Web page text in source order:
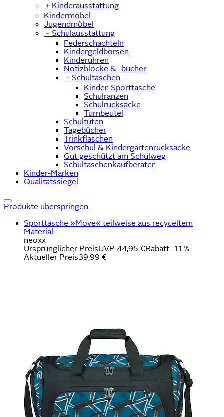
﹢ Kinderausstattung
Kindermöbel
Jugendmöbel
﹣ Schulausstattung
Federschachteln
Kindergeldbörsen
Kinderuhren
Notizblöcke & -bücher
﹣ Schultaschen
Kinder-Sporttasche
Schulranzen
Schulrucksäcke
Turnbeutel
Schultüten
Tagebücher
Trinkflaschen
Vorschul & Kindergartenrucksäcke
Gut geschützt am Schulweg
Schultaschenkaufberater
Kinder-Marken
Qualitätssiegel
Produkte überspringen
Sporttasche »Move« teilweise aus recyceltem
Material
neoxx
Ursprünglicher PreisUVP 44,95 €Rabatt- 11 %
Aktueller Preis39,99 €